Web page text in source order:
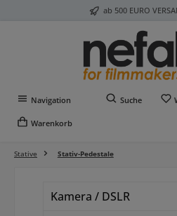
Zum Hauptinhalt springen ab 500 EURO
Navigation Suche
Warenkorb
Stative Stativ-Pedestale
Kamera / DSLR